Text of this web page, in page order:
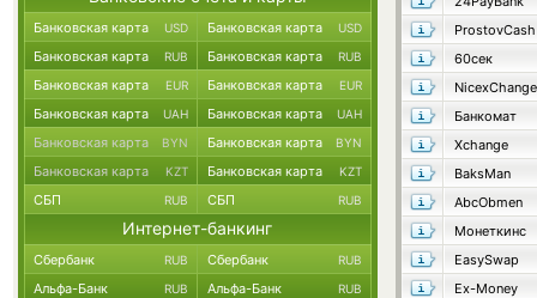
ProstovCash
60сек
Банкомат
Xchange
BaksMan
AbcObmen
Монеткинс
EasySwap
Ex-Money
Банковская карта USD Банковская карта USD
Банковская карта RUB Банковская карта RUB
Банковская карта EUR Банковская карта EUR
Банковская карта UAH Банковская карта UAH
Банковская карта BYN Банковская карта BYN
Банковская карта KZT Банковская карта KZT
СБП RUB СБП RUB
Интернет-банкинг
Сбербанк RUB Сбербанк RUB
Альфа-Банк RUB Альфа-Банк RUB